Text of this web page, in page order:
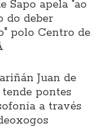
Sapo apela "ao
do deber
polo Centro de
Juan de
pontes
a través